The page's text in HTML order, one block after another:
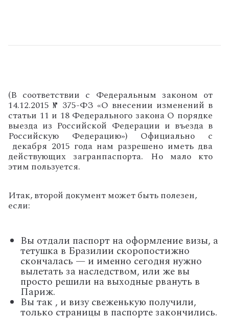
(В соответствии с Федеральным законом от
14.12.2015 № 375-ФЗ «О внесении изменений в
статьи 11 и 18 Федерального закона О порядке
выезда из Российской Федерации и въезда в
Российскую Федерацию») Официально с
декабря 2015 года нам разрешено иметь два
действующих загранпаспорта. Но мало кто
этим пользуется.
Итак, второй документ может быть полезен,
если:
Вы отдали паспорт на оформление визы, а
тетушка в Бразилии скоропостижно
скончалась — и именно сегодня нужно
вылетать за наследством, или же вы
просто решили на выходные рвануть в
Париж.
Вы так , и визу свеженькую получили,
только страницы в паспорте закончились.